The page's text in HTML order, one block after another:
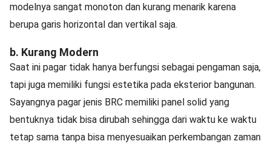
modelnya sangat monoton dan kurang menarik karena
berupa garis horizontal dan vertikal saja.
b. Kurang Modern
Saat ini pagar tidak hanya berfungsi sebagai pengaman saja,
tapi juga memiliki fungsi estetika pada eksterior bangunan.
Sayangnya pagar jenis BRC memiliki panel solid yang
bentuknya tidak bisa dirubah sehingga dari waktu ke waktu
tetap sama tanpa bisa menyesuaikan perkembangan zaman